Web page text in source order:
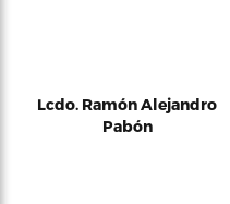
Lcdo. Ramón Alejandro
Pabón